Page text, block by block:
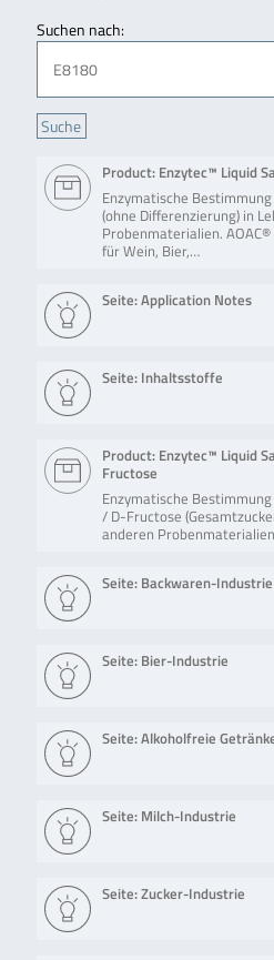
Suchen nach:
Product: Enzytec™ Liquid
Enzymatische
(ohne Differenzierung) in
Probenmaterialien.
für Wein, Bier,…
Seite: Application Notes
Seite: Inhaltsstoffe
Product: Enzytec™ Liquid
Fructose
Enzymatische
/ D-Fructose
anderen
Seite: Backwaren-Industrie
Seite: Bier-Industrie
Seite: Alkoholfreie
Seite: Milch-Industrie
Seite: Zucker-Industrie